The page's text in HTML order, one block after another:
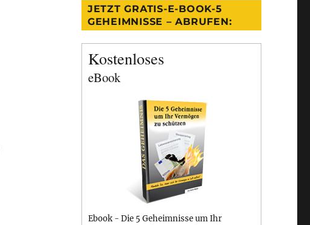
JETZT GRATIS-E-BOOK-5
GEHEIMNISSE – ABRUFEN:
Kostenloses
eBook
Ebook - Die 5 Geheimnisse um Ihr